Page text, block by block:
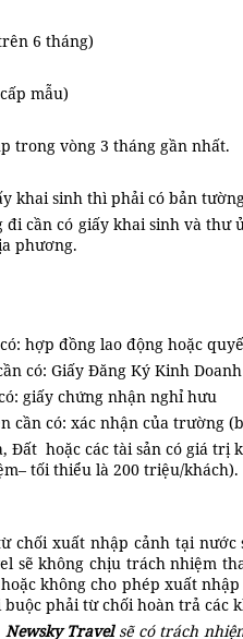
6 tháng)
mẫu)
trong vòng 3 tháng gần nhất.
khai sinh thì phải có bản
cần có giấy khai sinh và thư
phương.
hợp đồng lao động hoặc
có: Giấy Đăng Ký Kinh
giấy chứng nhận nghỉ hưu
cần có: xác nhận của trường
Đất hoặc các tài sản có giá trị
tối thiểu là 200 triệu/khách).
chối xuất nhập cảnh tại
sẽ không chịu trách nhiệm
không cho phép xuất
phải từ chối hoàn trả
Newsky Travelsẽ có trách